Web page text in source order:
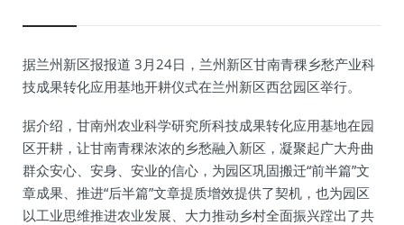
据兰州新区报报道 3月24日，兰州新区甘南青稞乡愁产业科
技成果转化应用基地开耕仪式在兰州新区西岔园区举行。
据介绍，甘南州农业科学研究所科技成果转化应用基地在园
区开耕，让甘南青稞浓浓的乡愁融入新区，凝聚起广大舟曲
群众安心、安身、安业的信心，为园区巩固搬迁“前半篇”文
章成果、推进“后半篇”文章提质增效提供了契机，也为园区
以工业思维推进农业发展、大力推动乡村全面振兴蹚出了共